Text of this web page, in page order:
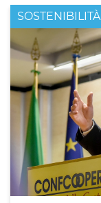
PRIMO PIANO
SOSTENIBILITÀ